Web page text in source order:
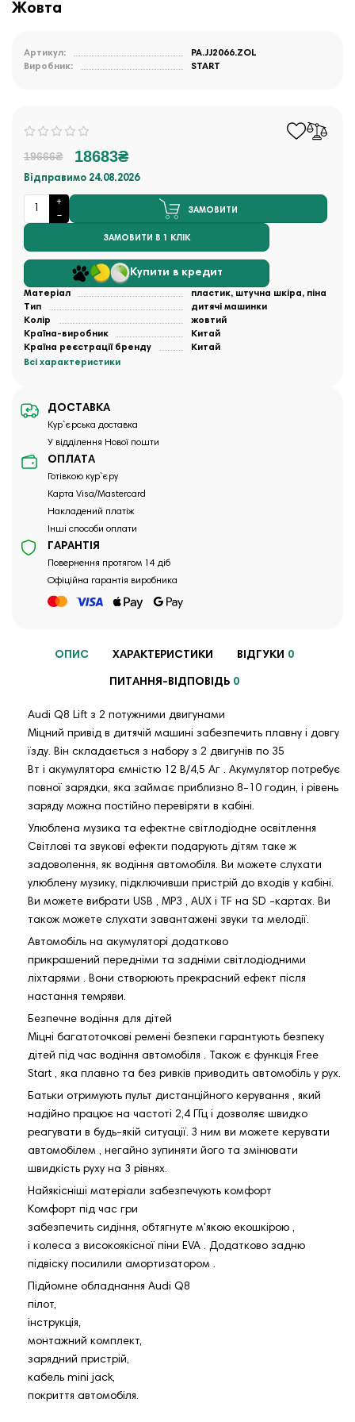
Жовта
Артикул:
PA.JJ2066.ZOL
Виробник:
START
19666₴ 18683₴
Відправимо 24.08.2026
ЗАМОВИТИ
ЗАМОВИТИ В 1 КЛІК
Купити в кредит
Матеріал
пластик, штучна шкіра, піна
Тип
дитячі машинки
Колір
жовтий
Країна-виробник
Китай
Країна реєстрації бренду
Китай
Всі характеристики
ДОСТАВКА
Кур`єрська доставка
У відділення Нової пошти
ОПЛАТА
Готівкою кур`єру
Карта Visa/Mastercard
Накладений платіж
Інші способи оплати
ГАРАНТІЯ
Повернення протягом 14 діб
Офіційна гарантія виробника
ОПИС ХАРАКТЕРИСТИКИ ВІДГУКИ 0
ПИТАННЯ-ВІДПОВІДЬ 0
Audi Q8 Lift з 2 потужними двигунами
Міцний привід в дитячій машині забезпечить плавну і довгу
їзду. Він складається з набору з 2 двигунів по 35
Вт і акумулятора ємністю 12 В/4,5 Аг . Акумулятор потребує
повної зарядки, яка займає приблизно 8-10 годин, і рівень
заряду можна постійно перевіряти в кабіні.
Улюблена музика та ефектне світлодіодне освітлення
Світлові та звукові ефекти подарують дітям таке ж
задоволення, як водіння автомобіля. Ви можете слухати
улюблену музику, підключивши пристрій до входів у кабіні.
Ви можете вибрати USB , MP3 , AUX і TF на SD -картах. Ви
також можете слухати завантажені звуки та мелодії.
Автомобіль на акумуляторі додатково
прикрашений передніми та задніми світлодіодними
ліхтарями . Вони створюють прекрасний ефект після
настання темряви.
Безпечне водіння для дітей
Міцні багатоточкові ремені безпеки гарантують безпеку
дітей під час водіння автомобіля . Також є функція Free
Start , яка плавно та без ривків приводить автомобіль у рух.
Батьки отримують пульт дистанційного керування , який
надійно працює на частоті 2,4 ГГц і дозволяє швидко
реагувати в будь-якій ситуації. З ним ви можете керувати
автомобілем , негайно зупиняти його та змінювати
швидкість руху на 3 рівнях.
Найякісніші матеріали забезпечують комфорт
Комфорт під час гри
забезпечить сидіння, обтягнуте м'якою екошкірою ,
і колеса з високоякісної піни EVA . Додатково задню
підвіску посилили амортизатором .
Підйомне обладнання Audi Q8
пілот,
інструкція,
монтажний комплект,
зарядний пристрій,
кабель mini jack,
покриття автомобіля.